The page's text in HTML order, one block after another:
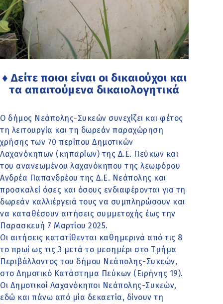
♦ Δείτε ποιοι είναι οι δικαιούχοι και
τα απαιτούμενα δικαιολογητικά
Ο δήμος Νεάπολης-Συκεών συνεχίζει και φέτος
τη λειτουργία και τη δωρεάν παραχώρηση
χρήσης των 70 περίπου Δημοτικών
Λαχανόκηπων (κηπαρίων) της Δ.Ε. Πεύκων και
του ανανεωμένου λαχανόκηπου της λεωφόρου
Ανδρέα Παπανδρέου της Δ.Ε. Νεάπολης και
προσκαλεί όσες και όσους ενδιαφέρονται για τη
δωρεάν καλλιέργειά τους να συμπληρώσουν και
να καταθέσουν αιτήσεις συμμετοχής έως την
Παρασκευή 7 Μαρτίου 2025.
Οι αιτήσεις κατατίθενται καθημερινά από τις 8
το πρωί ως τις 3 μετά το μεσημέρι στο Τμήμα
Περιβάλλοντος του δήμου Νεάπολης-Συκεών,
στο Δημοτικό Κατάστημα Πεύκων (Ειρήνης 19).
Οι Δημοτικοί Λαχανόκηποι Νεάπολης-Συκεών,
εδώ και πάνω από μία δεκαετία, δίνουν τη